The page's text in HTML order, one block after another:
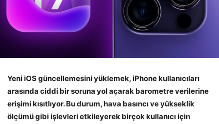
Yeni iOS güncellemesini yüklemek, iPhone kullanıcıları
arasında ciddi bir soruna yol açarak barometre verilerine
erişimi kısıtlıyor. Bu durum, hava basıncı ve yükseklik
ölçümü gibi işlevleri etkileyerek birçok kullanıcı için